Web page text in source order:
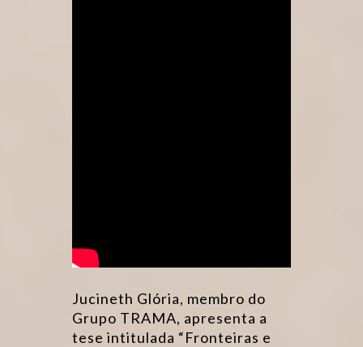
Jucineth Glória, membro do
Grupo TRAMA, apresenta a
tese intitulada “Fronteiras e